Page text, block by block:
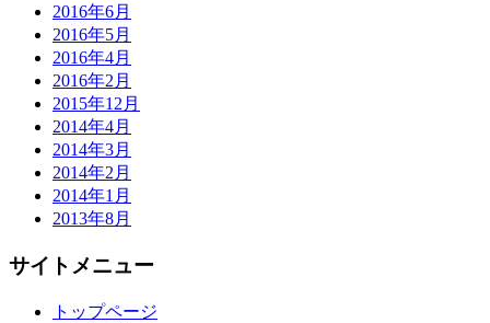
2016年6月
2016年5月
2016年4月
2016年2月
2015年12月
2014年4月
2014年3月
2014年2月
2014年1月
2013年8月
サイトメニュー
トップページ